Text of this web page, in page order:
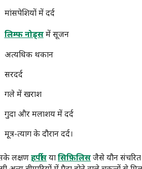
मांसपेशियों में दर्द
लिम्फ नोड्समें सूजन
अत्यधिक थकान
सरदर्द
गले में खराश
गुदा और मलाशय में दर्द
मूत्र-त्याग के दौरान दर्द।
लक्षणहर्पीसयासिफ़िलिसजैसे यौन